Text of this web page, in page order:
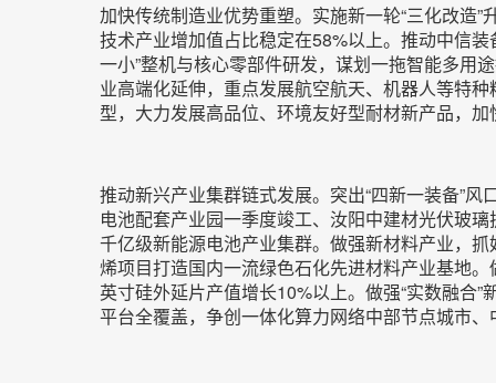
加快传统制造业优势重塑。实施新一轮“三化改造
技术产业增加值占比稳定在58%以上。推动中信
一小”整机与核心零部件研发，谋划一拖智能多用
业高端化延伸，重点发展航空航天、机器人等特
型，大力发展高品位、环境友好型耐材新产品，
推动新兴产业集群链式发展。突出“四新一装备”
电池配套产业园一季度竣工、汝阳中建材光伏玻
千亿级新能源电池产业集群。做强新材料产业，
烯项目打造国内一流绿色石化先进材料产业基地
英寸硅外延片产值增长10%以上。做强“实数融合
平台全覆盖，争创一体化算力网络中部节点城市